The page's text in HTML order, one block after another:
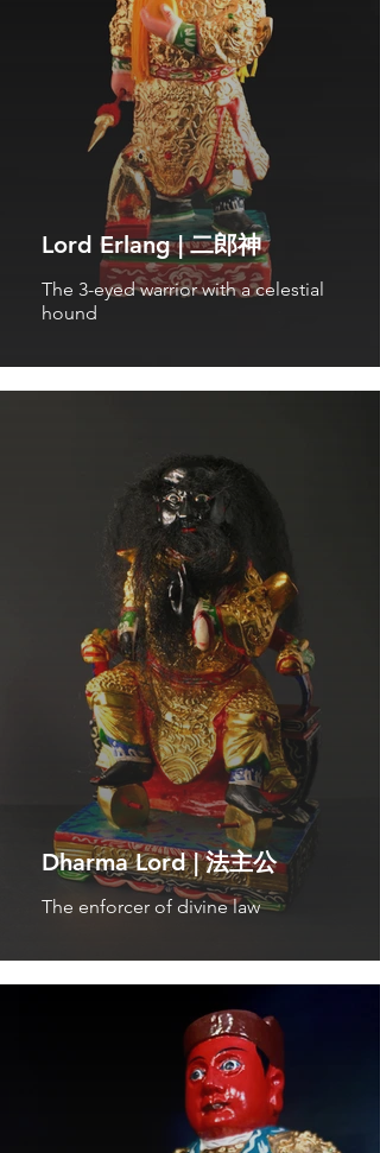
Lord Erlang | 二郎神
The 3-eyed warrior with a celestial
hound
Dharma Lord | 法主公
The enforcer of divine law